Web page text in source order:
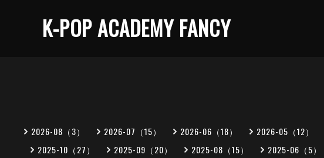
K-POP ACADEMY FANCY
2026-08（3） 2026-07（15） 2026-06（18） 2026-05（12）
2025-10（27）
2025-09（20） 2025-08（15） 2025-06（5）